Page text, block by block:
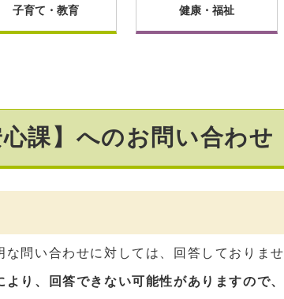
子育て・教育 健康・福祉
心課】へのお問い合わせ
問い合わせに対しては、回答しておりませ
より、回答できない可能性がありますので